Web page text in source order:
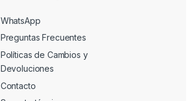
WhatsApp
Preguntas Frecuentes
Políticas de Cambios y
Devoluciones
Contacto